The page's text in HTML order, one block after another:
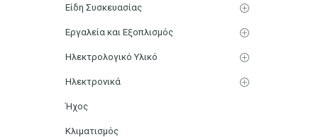
Είδη Συσκευασίας
Εργαλεία και Εξοπλισμός
Ηλεκτρολογικό Υλικό
Ηλεκτρονικά
Ήχος
Κλιματισμός